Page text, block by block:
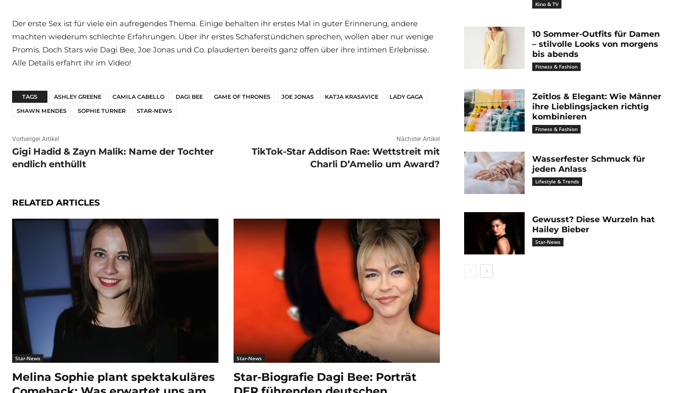
Der erste Sex ist für viele ein aufregendes Thema. Einige behalten ihr erstes Mal in guter Erinnerung, andere
machten wiederum schlechte Erfahrungen. Über ihr erstes Schäferstündchen sprechen, wollen aber nur wenige
Promis. Doch Stars wie Dagi Bee, Joe Jonas und Co. plauderten bereits ganz offen über ihre intimen Erlebnisse.
Alle Details erfahrt ihr im Video!
TAGS ASHLEY GREENE CAMILA CABELLO DAGI BEE GAME OF THRONES JOE JONAS KATJA KRASAVICE
LADY GAGA
SHAWN MENDES
SOPHIE TURNER STAR-NEWS
Vorheriger Artikel
Gigi Hadid & Zayn Malik: Name der Tochter
endlich enthüllt
Nächster Artikel
TikTok-Star Addison Rae: Wettstreit mit
Charli D’Amelio um Award?
RELATED ARTICLES
Star-News
Melina Sophie plant spektakuläres
Star-News
Star-Biografie Dagi Bee: Porträt
Kino & TV
10 Sommer-Outfits für Damen
– stilvolle Looks von morgens
bis abends
Fitness & Fashion
Zeitlos & Elegant: Wie Männer
ihre Lieblingsjacken richtig
kombinieren
Fitness & Fashion
Wasserfester Schmuck für
jeden Anlass
Lifestyle & Trends
Gewusst? Diese Wurzeln hat
Hailey Bieber
Star-News